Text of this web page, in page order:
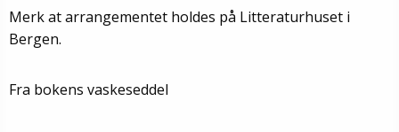
Merk at arrangementet holdes på Litteraturhuset i
Bergen.
Fra bokens vaskeseddel